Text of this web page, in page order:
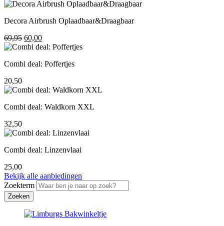
Decora Airbrush Oplaadbaar&Draagbaar
69,95 Oorspronkelijke
prijs
69,95.
60,00Huidige
prijs
60,00.
Combi deal: Poffertjes
20,50
Combi deal: Waldkorn XXL
32,50
Combi deal: Linzenvlaai
25,00
Bekijk alle aanbiedingen
Zoekterm